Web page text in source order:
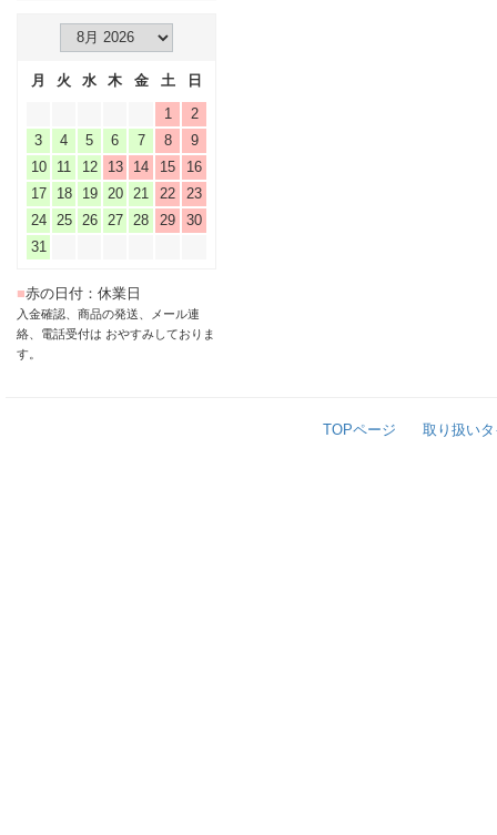
月 火 水 木 金 土
日
1
2
3
4 5 6 7 8
9
10
11 12 13 14 15
16
17
18 19 20 21 22
23
24
25 26 27 28 29
30
31
■赤の日付：休業日
入金確認、商品の発送、メール連
絡、電話受付は おやすみしておりま
す。
TOPページ 取り扱い